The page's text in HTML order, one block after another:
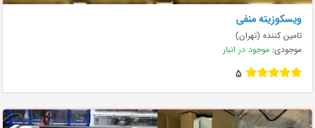
ویسکوزیته منفی
تامین کننده (تهران)
موجودی: موجود در انبار
5